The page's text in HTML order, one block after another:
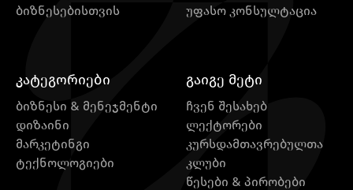
ბიზნესებისთვის
უფასო კონსულტაცია
კატეგორიები
ბიზნესი & მენეჯმენტი
დიზაინი
მარკეტინგი
ტექნოლოგიები
გაიგე მეტი
ჩვენ შესახებ
ლექტორები
კურსდამთავრებულთა
კლუბი
წესები & პირობები